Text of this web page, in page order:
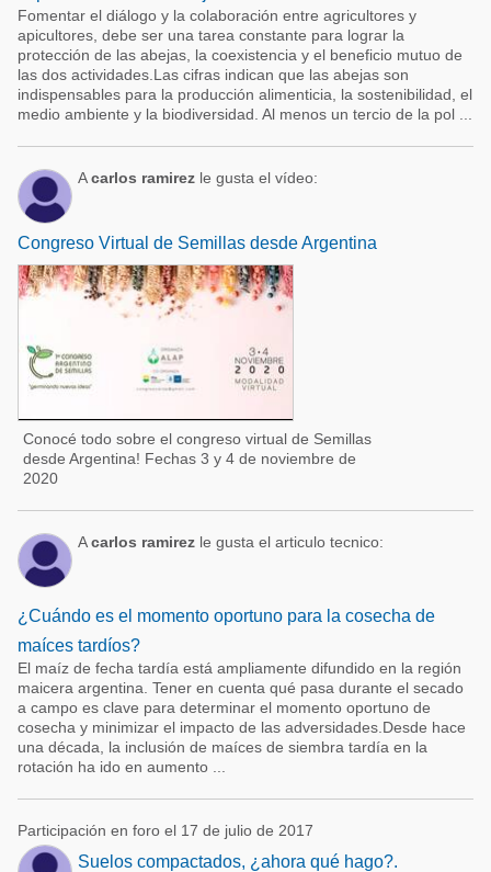
Fomentar el diálogo y la colaboración entre agricultores y
apicultores, debe ser una tarea constante para lograr la
protección de las abejas, la coexistencia y el beneficio mutuo de
las dos actividades.Las cifras indican que las abejas son
indispensables para la producción alimenticia, la sostenibilidad, el
medio ambiente y la biodiversidad. Al menos un tercio de la pol ...
Acarlos ramirez le gusta el vídeo:
Congreso Virtual de Semillas desde Argentina
Conocé todo sobre el congreso virtual de Semillas
desde Argentina! Fechas 3 y 4 de noviembre de
2020
Acarlos ramirez le gusta el articulo tecnico:
¿Cuándo es el momento oportuno para la cosecha de
maíces tardíos?
El maíz de fecha tardía está ampliamente difundido en la región
maicera argentina. Tener en cuenta qué pasa durante el secado
a campo es clave para determinar el momento oportuno de
cosecha y minimizar el impacto de las adversidades.Desde hace
una década, la inclusión de maíces de siembra tardía en la
rotación ha ido en aumento ...
Participación en foro el 17 de julio de 2017
Suelos compactados, ¿ahora qué hago?.